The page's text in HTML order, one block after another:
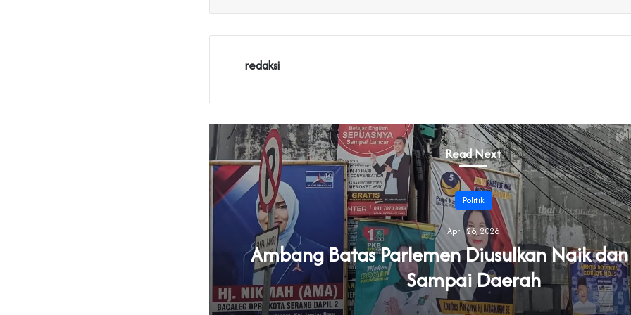
redaksi
Read Next
Politik
April 26, 2026
Ambang Batas Parlemen Diusulkan Naik
Sampai Daerah